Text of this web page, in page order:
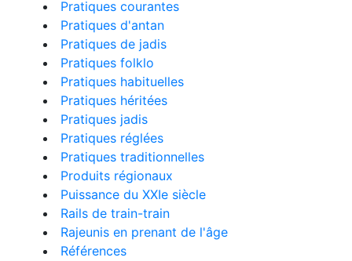
Pratiques courantes
Pratiques d'antan
Pratiques de jadis
Pratiques folklo
Pratiques habituelles
Pratiques héritées
Pratiques jadis
Pratiques réglées
Pratiques traditionnelles
Produits régionaux
Puissance du XXIe siècle
Rails de train-train
Rajeunis en prenant de l'âge
Références